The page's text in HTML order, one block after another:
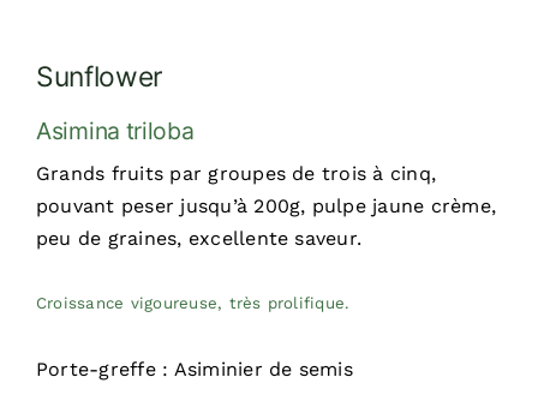
Sunflower
Asimina triloba
Grands fruits par groupes de trois à cinq,
pouvant peser jusqu’à 200g, pulpe jaune crème,
peu de graines, excellente saveur.
Croissance vigoureuse, très prolifique.
Porte-greffe : Asiminier de semis